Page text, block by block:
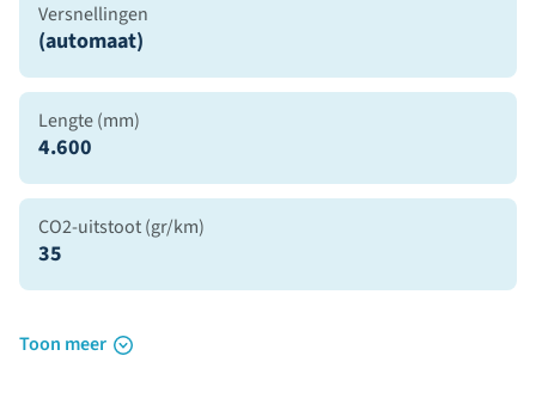
Versnellingen
(automaat)
Lengte (mm)
4.600
CO2-uitstoot (gr/km)
35
Toon meer